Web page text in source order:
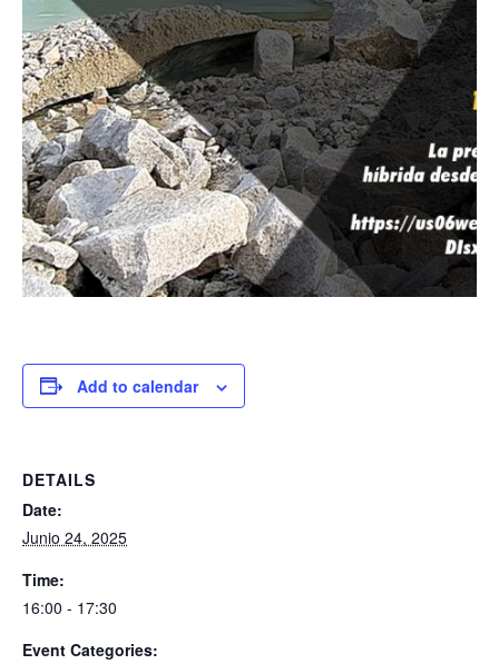
Add to calendar
DETAILS
Date:
Junio 24, 2025
Time:
16:00 - 17:30
Event Categories: